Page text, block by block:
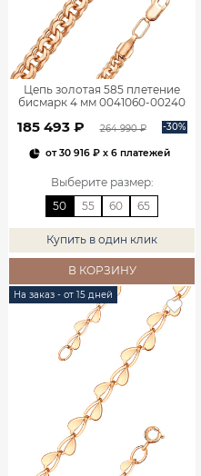
Цепь золотая 585 плетение
бисмарк 4 мм 0041060-00240
185 493 ₽ 264 990 ₽ -30%
от30 916 ₽x 6 платежей
Выберите размер:
50
55 60 65
Купить в один клик
В КОРЗИНУ
На заказ - от 15 дней